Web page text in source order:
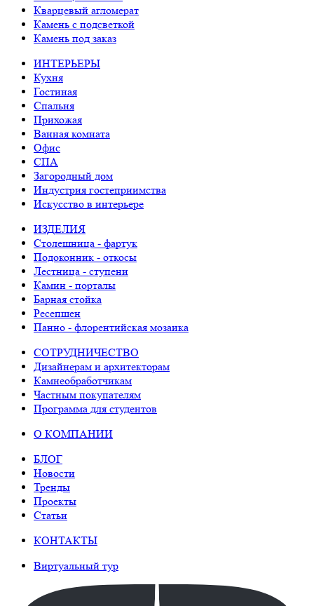
Кварцевый агломерат
Камень с подсветкой
Камень под заказ
ИНТЕРЬЕРЫ
Кухня
Гостиная
Спальня
Прихожая
Ванная комната
Офис
СПА
Загородный дом
Индустрия гостеприимства
Искусство в интерьере
ИЗДЕЛИЯ
Столешница - фартук
Подоконник - откосы
Лестница - ступени
Камин - порталы
Барная стойка
Ресепшен
Панно - флорентийская мозаика
СОТРУДНИЧЕСТВО
Дизайнерам и архитекторам
Камнеобработчикам
Частным покупателям
Программа для студентов
О КОМПАНИИ
БЛОГ
Новости
Тренды
Проекты
Статьи
КОНТАКТЫ
Виртуальный тур